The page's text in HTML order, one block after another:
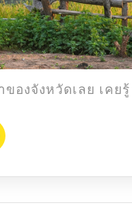
องจังหวัดเลย เคย
าน
อ